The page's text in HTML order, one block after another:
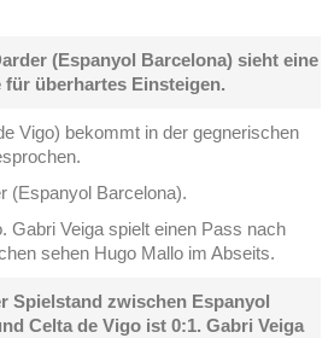
(Espanyol Barcelona) sieht eine
für überhartes Einsteigen.
Vigo) bekommt in der gegnerischen
(Espanyol Barcelona).
Gabri Veiga spielt einen Pass nach
sehen Hugo Mallo im Abseits.
Spielstand zwischen Espanyol
Celta de Vigo ist 0:1. Gabri Veiga